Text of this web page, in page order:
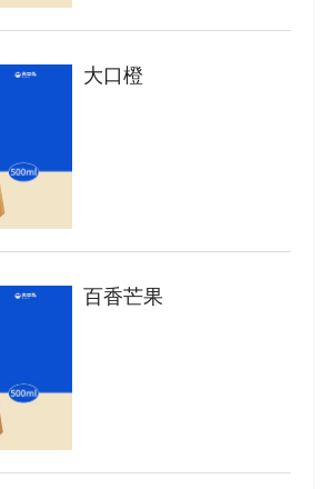
大口橙
百香芒果